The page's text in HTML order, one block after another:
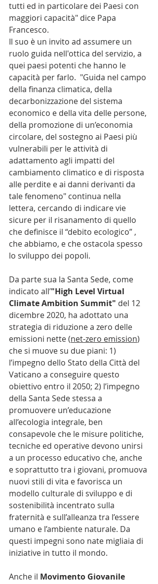
tutti ed in particolare dei Paesi con
maggiori capacità" dice Papa
Francesco.
Il suo è un invito ad assumere un
ruolo guida nell'ottica del servizio, a
quei paesi potenti che hanno le
capacità per farlo.  "Guida nel campo
della finanza climatica, della
decarbonizzazione del sistema
economico e della vita delle persone,
della promozione di un’economia
circolare, del sostegno ai Paesi più
vulnerabili per le attività di
adattamento agli impatti del
cambiamento climatico e di risposta
alle perdite e ai danni derivanti da
tale fenomeno" continua nella
lettera, cercando di indicare vie
sicure per il risanamento di quello
che definisce il “debito ecologico” ,
che abbiamo, e che ostacola spesso
lo sviluppo dei popoli.
Da parte sua la Santa Sede, come
indicato all’"High Level Virtual
Climate Ambition Summit" del 12
dicembre 2020, ha adottato una
strategia di riduzione a zero delle
emissioni nette (net-zero emission)
che si muove su due piani: 1)
l’impegno dello Stato della Città del
Vaticano a conseguire questo
obiettivo entro il 2050; 2) l’impegno
della Santa Sede stessa a
promuovere un’educazione
all’ecologia integrale, ben
consapevole che le misure politiche,
tecniche ed operative devono unirsi
a un processo educativo che, anche
e soprattutto tra i giovani, promuova
nuovi stili di vita e favorisca un
modello culturale di sviluppo e di
sostenibilità incentrato sulla
fraternità e sull’alleanza tra l’essere
umano e l’ambiente naturale. Da
questi impegni sono nate migliaia di
iniziative in tutto il mondo.
Anche il Movimento Giovanile